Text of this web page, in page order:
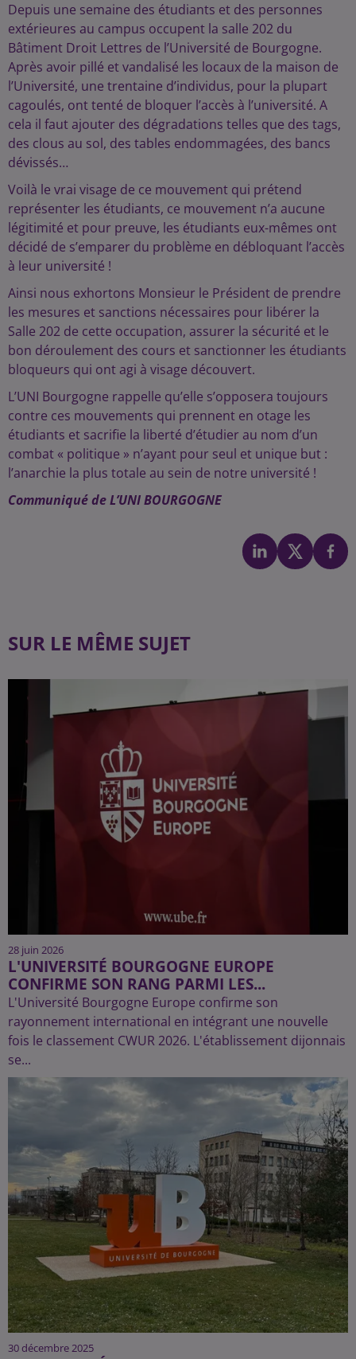
Depuis une semaine des étudiants et des personnes
extérieures au campus occupent la salle 202 du
Bâtiment Droit Lettres de l’Université de Bourgogne.
Après avoir pillé et vandalisé les locaux de la maison de
l’Université, une trentaine d’individus, pour la plupart
cagoulés, ont tenté de bloquer l’accès à l’université. A
cela il faut ajouter des dégradations telles que des tags,
des clous au sol, des tables endommagées, des bancs
dévissés…
Voilà le vrai visage de ce mouvement qui prétend
représenter les étudiants, ce mouvement n’a aucune
légitimité et pour preuve, les étudiants eux-mêmes ont
décidé de s’emparer du problème en débloquant l’accès
à leur université !
Ainsi nous exhortons Monsieur le Président de prendre
les mesures et sanctions nécessaires pour libérer la
Salle 202 de cette occupation, assurer la sécurité et le
bon déroulement des cours et sanctionner les étudiants
bloqueurs qui ont agi à visage découvert.
L’UNI Bourgogne rappelle qu’elle s’opposera toujours
contre ces mouvements qui prennent en otage les
étudiants et sacrifie la liberté d’étudier au nom d’un
combat « politique » n’ayant pour seul et unique but :
l’anarchie la plus totale au sein de notre université !
Communiqué de L’UNI BOURGOGNE
SUR LE MÊME SUJET
28 juin 2026
L'UNIVERSITÉ BOURGOGNE EUROPE
CONFIRME SON RANG PARMI LES...
L'Université Bourgogne Europe confirme son
rayonnement international en intégrant une nouvelle
fois le classement CWUR 2026. L'établissement dijonnais
se...
30 décembre 2025